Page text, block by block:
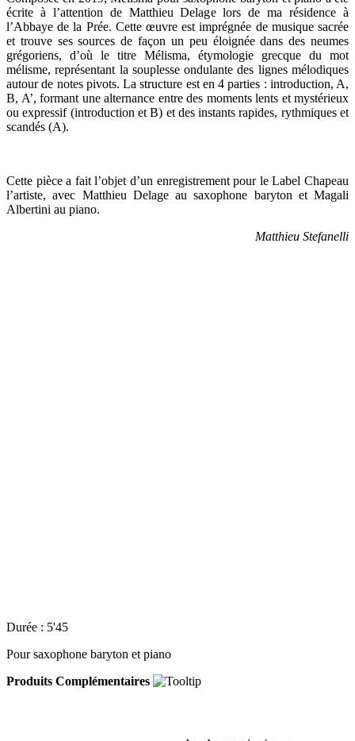
écrite à l’attention de Matthieu Delage lors de ma résidence à
l’Abbaye de la Prée. Cette œuvre est imprégnée de musique sacrée
et trouve ses sources de façon un peu éloignée dans des neumes
grégoriens, d’où le titre Mélisma, étymologie grecque du mot
mélisme, représentant la souplesse ondulante des lignes mélodiques
autour de notes pivots. La structure est en 4 parties : introduction, A,
B, A’, formant une alternance entre des moments lents et mystérieux
ou expressif (introduction et B) et des instants rapides, rythmiques et
scandés (A).
Cette pièce a fait l’objet d’un enregistrement pour le Label Chapeau
l’artiste, avec Matthieu Delage au saxophone baryton et Magali
Albertini au piano.
Matthieu Stefanelli
Durée : 5'45
Pour saxophone baryton et piano
Produits Complémentaires